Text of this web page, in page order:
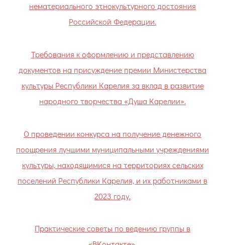
нематериального этнокультурного достояния
Российской Федерации.
Требования к оформлению и представлению
документов на присуждение премии Министерства
культуры Республики Карелия за вклад в развитие
народного творчества «Душа Карелии».
О проведении конкурса на получение денежного
поощрения лучшими муниципальными учреждениями
культуры, находящимися на территориях сельских
поселений Республики Карелия, и их работниками в
2023 году.
Практические советы по ведению группы в